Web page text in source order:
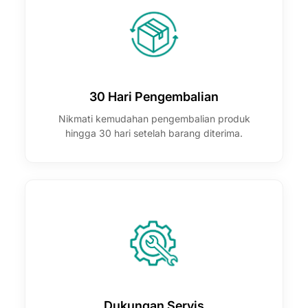
30 Hari Pengembalian
Nikmati kemudahan pengembalian produk
hingga 30 hari setelah barang diterima.